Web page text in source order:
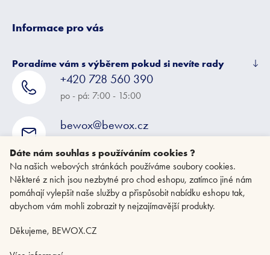
Dáte nám souhlas s používáním cookies ?
Na našich webových stránkách používáme soubory cookies.
Některé z nich jsou nezbytné pro chod eshopu, zatímco jiné nám
pomáhají vylepšit naše služby a přispůsobit nabídku eshopu tak,
abychom vám mohli zobrazit ty nejzajímavější produkty.
Děkujeme, BEWOX.CZ
Informace pro vás
Poradíme vám s výběrem pokud si nevíte rady
+420 728 560 390
po - pá: 7:00 - 15:00
bewox@bewox.cz